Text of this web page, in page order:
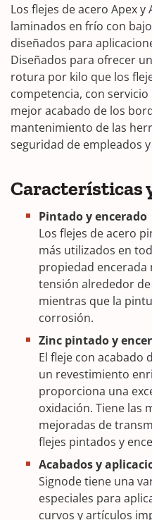
Los flejes de acero Apex y
laminados en frío con
diseñados para
Diseñados para ofrecer
rotura por kilo que los
competencia, con servicio
mejor acabado de los
mantenimiento de las
seguridad de empleados
Características
Pintado y encerado
Los flejes de acero
más utilizados en
propiedad encerada
tensión alrededor
mientras que la
corrosión.
Zinc pintado y
El fleje con acabado
un revestimiento
proporciona una
oxidación. Tiene las
mejoradas de
flejes pintados y
Acabados y
Signode tiene una
especiales para
curvos y artículos